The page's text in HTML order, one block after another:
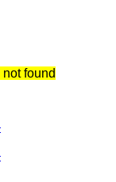
not found